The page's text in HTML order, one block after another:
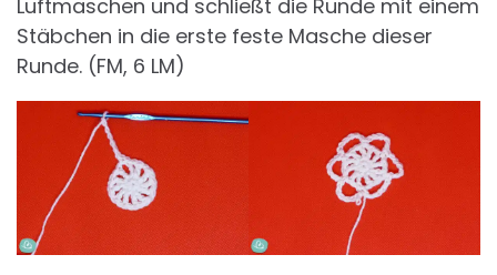
Luftmaschen und schließt die Runde mit einem
Stäbchen in die erste feste Masche dieser
Runde. (FM, 6 LM)